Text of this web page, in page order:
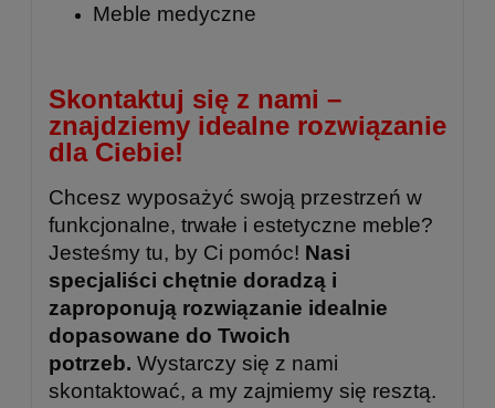
Meble medyczne
Skontaktuj się z nami –
znajdziemy idealne rozwiązanie
dla Ciebie!
Chcesz wyposażyć swoją przestrzeń w
funkcjonalne, trwałe i estetyczne meble?
Jesteśmy tu, by Ci pomóc! Nasi
specjaliści chętnie doradzą i
zaproponują rozwiązanie idealnie
dopasowane do Twoich
potrzeb. Wystarczy się z nami
skontaktować, a my zajmiemy się resztą.